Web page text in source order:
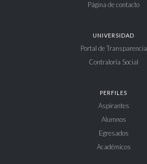
Página de contacto
UNIVERSIDAD
Portal de Transparencia
Contraloría Social
PERFILES
Aspirantes
Alumnos
Egresados
Académicos